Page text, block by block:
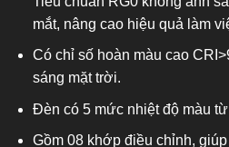
mắt, nâng cao hiệu quả làm
Có chỉ số hoàn màu cao
sáng mặt trời.
Đèn có 5 mức nhiệt độ màu
Gồm 08 khớp điều chỉnh,